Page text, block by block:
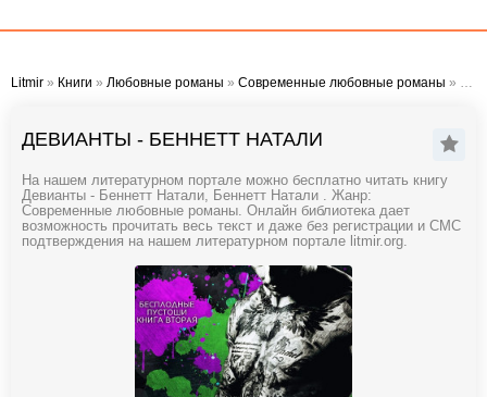
Litmir » Книги » Любовные романы » Современные любовные романы » Девианты - Беннетт Натали
ДЕВИАНТЫ - БЕННЕТТ НАТАЛИ
На нашем литературном портале можно бесплатно читать книгу
Девианты - Беннетт Натали, Беннетт Натали . Жанр:
Современные любовные романы. Онлайн библиотека дает
возможность прочитать весь текст и даже без регистрации и СМС
подтверждения на нашем литературном портале litmir.org.